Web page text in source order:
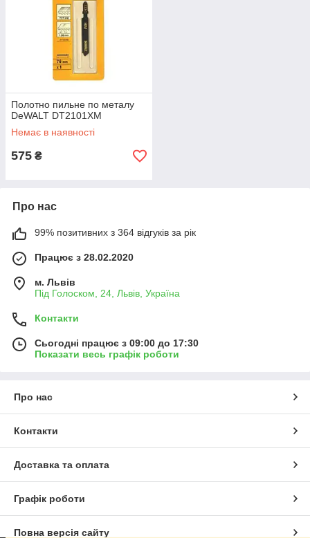
Полотно пильне по металу
DeWALT DT2101XM
Немає в наявності
575 ₴
Про нас
99% позитивних з 364 відгуків за рік
Працює з 28.02.2020
м. Львів
Під Голоском, 24, Львів, Україна
Контакти
Сьогодні працює з 09:00 до 17:30
Показати весь графік роботи
Про нас
Контакти
Доставка та оплата
Графік роботи
Повна версія сайту